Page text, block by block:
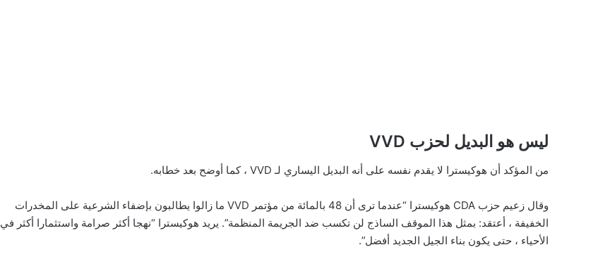
ليس هو البديل لحزب VVD
من المؤكد أن هوكيسترا لا يقدم نفسه على أنه البديل اليساري لـ VVD ، كما أوضح بعد خطابه.
وقال زعيم حزب CDA هوكيسترا “عندما ترى أن 48 بالمائة من مؤتمر VVD ما زالوا يطالبون بإضفاء الشرعية على المخدرات
الخفيفة ، أعتقد: بمثل هذا الموقف الساذج لن تكسب ضد الجريمة المنظمة”. يريد هوكيسترا “نهجا أكثر صرامة واستثمارا أكثر في
الأحياء ، حتى يكون بناء الجيل الجديد أفضل”.